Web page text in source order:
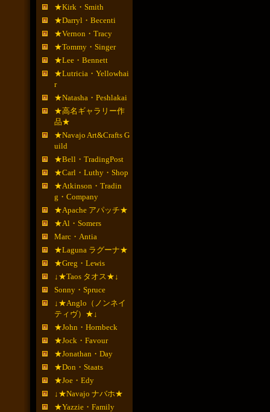
★Kirk・Smith
★Darryl・Becenti
★Vernon・Tracy
★Tommy・Singer
★Lee・Bennett
★Lutricia・Yellowhai
r
★Natasha・Peshlakai
★高名ギャラリー作
品★
★Navajo Art&Crafts G
uild
★Bell・TradingPost
★Carl・Luthy・Shop
★Atkinson・Tradin
g・Company
★Apache アパッチ★
★Al・Somers
Marc・Antia
★Laguna ラグーナ★
★Greg・Lewis
↓★Taos タオス★↓
Sonny・Spruce
↓★Anglo（ノンネイ
ティヴ）★↓
★John・Hornbeck
★Jock・Favour
★Jonathan・Day
★Don・Staats
★Joe・Edy
↓★Navajo ナバホ★
★Yazzie・Family